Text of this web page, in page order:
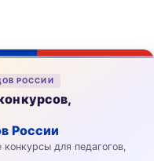
РОССИИ
России
для педагогов,